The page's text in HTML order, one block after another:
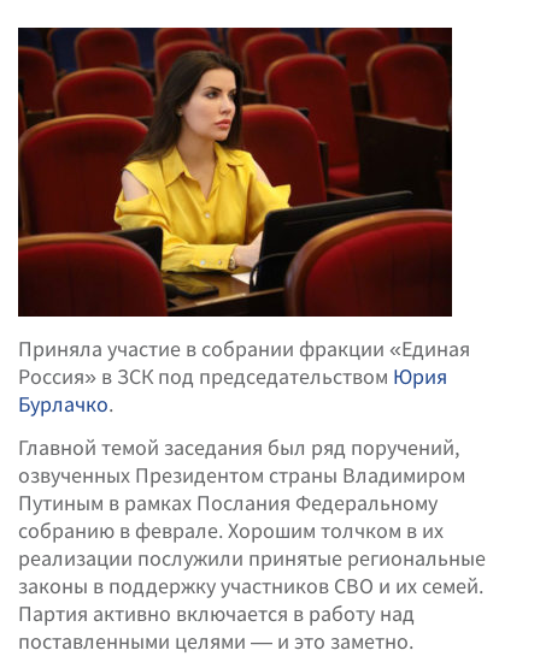
Приняла участие в собрании фракции «Единая
Россия» в ЗСК под председательством Юрия
Бурлачко.
Главной темой заседания был ряд поручений,
озвученных Президентом страны Владимиром
Путиным в рамках Послания Федеральному
собранию в феврале. Хорошим толчком в их
реализации послужили принятые региональные
законы в поддержку участников СВО и их семей.
Партия активно включается в работу над
поставленными целями — и это заметно.